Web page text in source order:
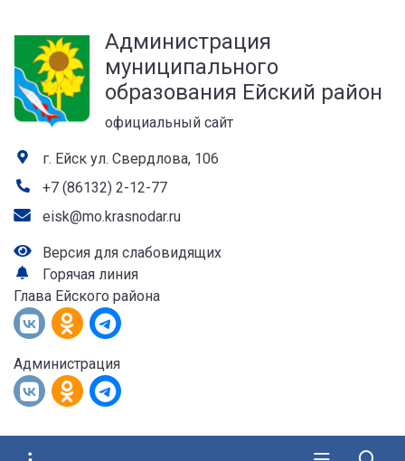
Администрация
муниципального
образования Ейский район
официальный сайт
г. Ейск ул. Свердлова, 106
+7 (86132) 2-12-77
eisk@mo.krasnodar.ru
Версия для слабовидящих
Горячая линия
Глава Ейского района
Администрация